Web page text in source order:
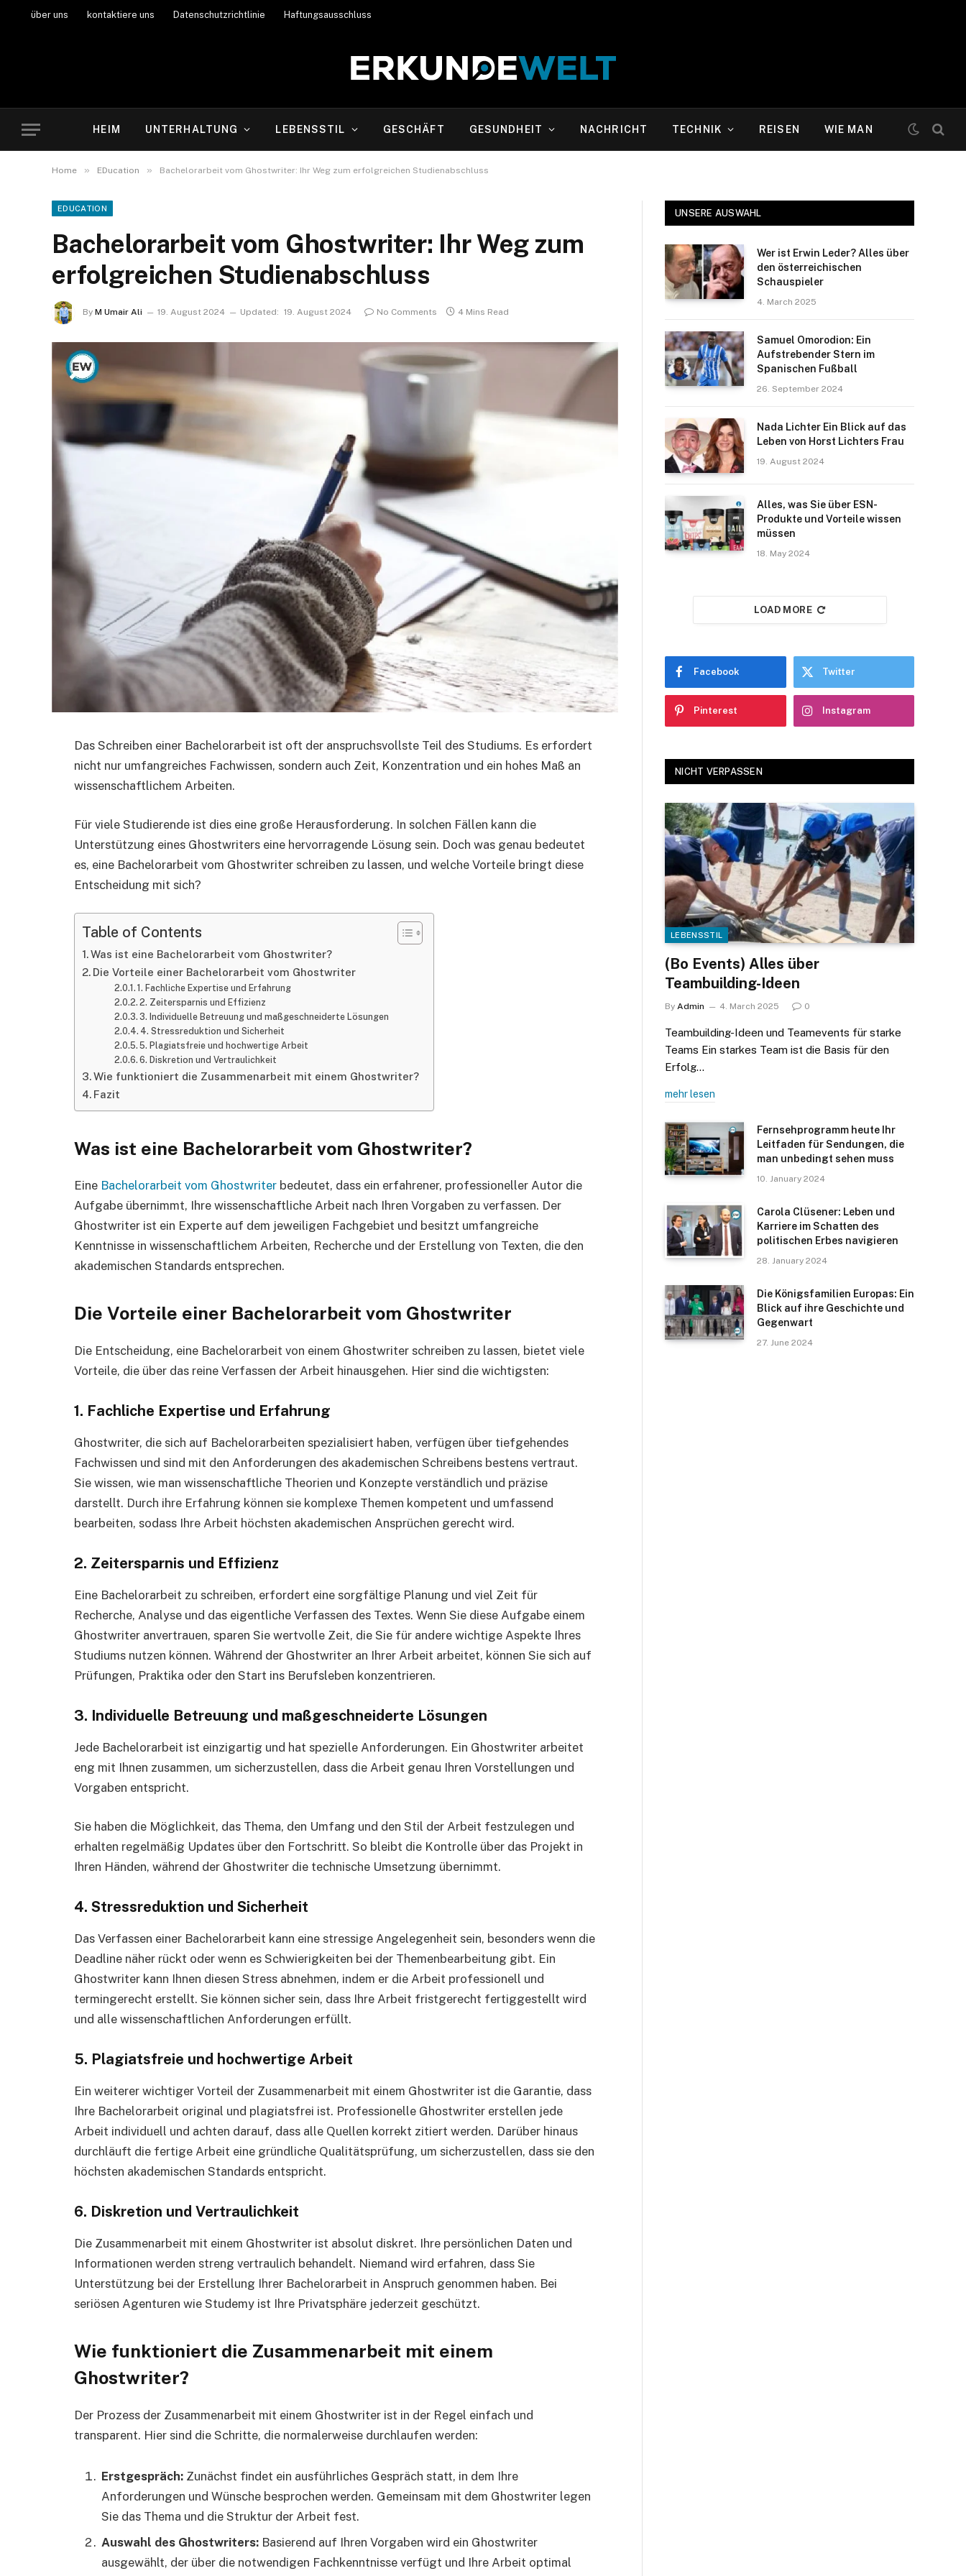
über uns kontaktiere uns Datenschutzrichtlinie Haftungsausschluss
HEIM UNTERHALTUNG LEBENSSTIL GESCHÄFT GESUNDHEIT NACHRICHT TECHNIK REISEN WIE MAN
Home » EDucation » Bachelorarbeit vom Ghostwriter: Ihr Weg zum erfolgreichen Studienabschluss
EDUCATION
Bachelorarbeit vom Ghostwriter: Ihr Weg zum
erfolgreichen Studienabschluss
By M Umair Ali 19. August 2024 Updated: 19. August 2024 No Comments 4 Mins Read
Das Schreiben einer Bachelorarbeit ist oft der anspruchsvollste Teil des Studiums. Es erfordert
nicht nur umfangreiches Fachwissen, sondern auch Zeit, Konzentration und ein hohes Maß an
wissenschaftlichem Arbeiten.
Für viele Studierende ist dies eine große Herausforderung. In solchen Fällen kann die
Unterstützung eines Ghostwriters eine hervorragende Lösung sein. Doch was genau bedeutet
es, eine Bachelorarbeit vom Ghostwriter schreiben zu lassen, und welche Vorteile bringt diese
Entscheidung mit sich?
Table of Contents
Was ist eine Bachelorarbeit vom Ghostwriter?
Die Vorteile einer Bachelorarbeit vom Ghostwriter
1. Fachliche Expertise und Erfahrung
2. Zeitersparnis und Effizienz
3. Individuelle Betreuung und maßgeschneiderte Lösungen
4. Stressreduktion und Sicherheit
5. Plagiatsfreie und hochwertige Arbeit
6. Diskretion und Vertraulichkeit
Wie funktioniert die Zusammenarbeit mit einem Ghostwriter?
Fazit
Was ist eine Bachelorarbeit vom Ghostwriter?
Eine Bachelorarbeit vom Ghostwriter bedeutet, dass ein erfahrener, professioneller Autor die
Aufgabe übernimmt, Ihre wissenschaftliche Arbeit nach Ihren Vorgaben zu verfassen. Der
Ghostwriter ist ein Experte auf dem jeweiligen Fachgebiet und besitzt umfangreiche
Kenntnisse in wissenschaftlichem Arbeiten, Recherche und der Erstellung von Texten, die den
akademischen Standards entsprechen.
Die Vorteile einer Bachelorarbeit vom Ghostwriter
Die Entscheidung, eine Bachelorarbeit von einem Ghostwriter schreiben zu lassen, bietet viele
Vorteile, die über das reine Verfassen der Arbeit hinausgehen. Hier sind die wichtigsten:
1. Fachliche Expertise und Erfahrung
Ghostwriter, die sich auf Bachelorarbeiten spezialisiert haben, verfügen über tiefgehendes
Fachwissen und sind mit den Anforderungen des akademischen Schreibens bestens vertraut.
Sie wissen, wie man wissenschaftliche Theorien und Konzepte verständlich und präzise
darstellt. Durch ihre Erfahrung können sie komplexe Themen kompetent und umfassend
bearbeiten, sodass Ihre Arbeit höchsten akademischen Ansprüchen gerecht wird.
2. Zeitersparnis und Effizienz
Eine Bachelorarbeit zu schreiben, erfordert eine sorgfältige Planung und viel Zeit für
Recherche, Analyse und das eigentliche Verfassen des Textes. Wenn Sie diese Aufgabe einem
Ghostwriter anvertrauen, sparen Sie wertvolle Zeit, die Sie für andere wichtige Aspekte Ihres
Studiums nutzen können. Während der Ghostwriter an Ihrer Arbeit arbeitet, können Sie sich auf
Prüfungen, Praktika oder den Start ins Berufsleben konzentrieren.
3. Individuelle Betreuung und maßgeschneiderte Lösungen
Jede Bachelorarbeit ist einzigartig und hat spezielle Anforderungen. Ein Ghostwriter arbeitet
eng mit Ihnen zusammen, um sicherzustellen, dass die Arbeit genau Ihren Vorstellungen und
Vorgaben entspricht.
Sie haben die Möglichkeit, das Thema, den Umfang und den Stil der Arbeit festzulegen und
erhalten regelmäßig Updates über den Fortschritt. So bleibt die Kontrolle über das Projekt in
Ihren Händen, während der Ghostwriter die technische Umsetzung übernimmt.
4. Stressreduktion und Sicherheit
Das Verfassen einer Bachelorarbeit kann eine stressige Angelegenheit sein, besonders wenn die
Deadline näher rückt oder wenn es Schwierigkeiten bei der Themenbearbeitung gibt. Ein
Ghostwriter kann Ihnen diesen Stress abnehmen, indem er die Arbeit professionell und
termingerecht erstellt. Sie können sicher sein, dass Ihre Arbeit fristgerecht fertiggestellt wird
und alle wissenschaftlichen Anforderungen erfüllt.
5. Plagiatsfreie und hochwertige Arbeit
Ein weiterer wichtiger Vorteil der Zusammenarbeit mit einem Ghostwriter ist die Garantie, dass
Ihre Bachelorarbeit original und plagiatsfrei ist. Professionelle Ghostwriter erstellen jede
Arbeit individuell und achten darauf, dass alle Quellen korrekt zitiert werden. Darüber hinaus
durchläuft die fertige Arbeit eine gründliche Qualitätsprüfung, um sicherzustellen, dass sie den
höchsten akademischen Standards entspricht.
6. Diskretion und Vertraulichkeit
Die Zusammenarbeit mit einem Ghostwriter ist absolut diskret. Ihre persönlichen Daten und
Informationen werden streng vertraulich behandelt. Niemand wird erfahren, dass Sie
Unterstützung bei der Erstellung Ihrer Bachelorarbeit in Anspruch genommen haben. Bei
seriösen Agenturen wie Studemy ist Ihre Privatsphäre jederzeit geschützt.
Wie funktioniert die Zusammenarbeit mit einem
Ghostwriter?
Der Prozess der Zusammenarbeit mit einem Ghostwriter ist in der Regel einfach und
transparent. Hier sind die Schritte, die normalerweise durchlaufen werden:
Erstgespräch: Zunächst findet ein ausführliches Gespräch statt, in dem Ihre
Anforderungen und Wünsche besprochen werden. Gemeinsam mit dem Ghostwriter legen
Sie das Thema und die Struktur der Arbeit fest.
Auswahl des Ghostwriters: Basierend auf Ihren Vorgaben wird ein Ghostwriter
ausgewählt, der über die notwendigen Fachkenntnisse verfügt und Ihre Arbeit optimal
UNSERE AUSWAHL
Wer ist Erwin Leder? Alles über
den österreichischen
Schauspieler
4. March 2025
Samuel Omorodion: Ein
Aufstrebender Stern im
Spanischen Fußball
26. September 2024
Nada Lichter Ein Blick auf das
Leben von Horst Lichters Frau
19. August 2024
Alles, was Sie über ESN-
Produkte und Vorteile wissen
müssen
18. May 2024
LOAD MORE
Facebook Twitter
Pinterest Instagram
NICHT VERPASSEN
LEBENSSTIL
(Bo Events) Alles über
Teambuilding-Ideen
By Admin 4. March 2025 0
Teambuilding-Ideen und Teamevents für starke
Teams Ein starkes Team ist die Basis für den
Erfolg…
mehr lesen
Fernsehprogramm heute Ihr
Leitfaden für Sendungen, die
man unbedingt sehen muss
10. January 2024
Carola Clüsener: Leben und
Karriere im Schatten des
politischen Erbes navigieren
28. January 2024
Die Königsfamilien Europas: Ein
Blick auf ihre Geschichte und
Gegenwart
27. June 2024